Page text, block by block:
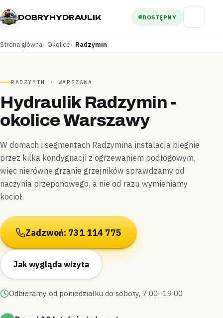
DOBRYHYDRAULIK DOSTĘPNY
Strona główna Okolice Radzymin
RADZYMIN · WARSZAWA
Hydraulik Radzymin -
okolice Warszawy
W domach i segmentach Radzymina instalacja biegnie
przez kilka kondygnacji z ogrzewaniem podłogowym,
więc nierówne grzanie grzejników sprawdzamy od
naczynia przeponowego, a nie od razu wymieniamy
kocioł.
Zadzwoń: 731 114 775
Jak wygląda wizyta
Odbieramy od poniedziałku do soboty, 7:00–19:00